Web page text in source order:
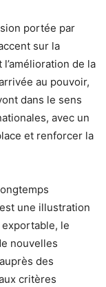
portée par
sur la
de la
au pouvoir,
dans le sens
avec un
et renforcer la
une illustration
le
nouvelles
des
critères